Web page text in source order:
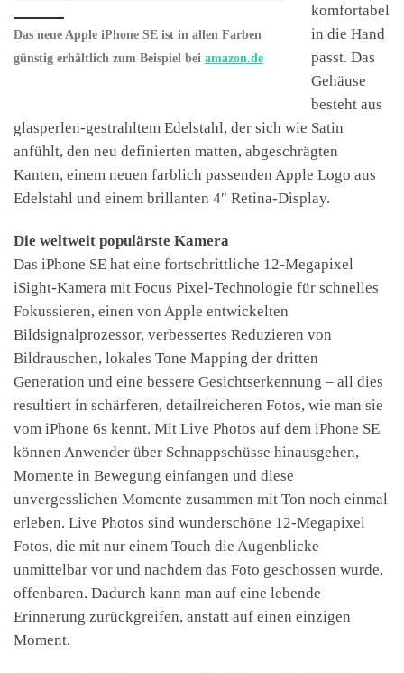
Das neue Apple iPhone SE ist in allen Farben
günstig erhältlich zum Beispiel bei amazon.de
komfortabel
in die Hand
passt. Das
Gehäuse
besteht aus
glasperlen-gestrahltem Edelstahl, der sich wie Satin
anfühlt, den neu definierten matten, abgeschrägten
Kanten, einem neuen farblich passenden Apple Logo aus
Edelstahl und einem brillanten 4″ Retina-Display.
Die weltweit populärste Kamera
Das iPhone SE hat eine fortschrittliche 12-Megapixel
iSight-Kamera mit Focus Pixel-Technologie für schnelles
Fokussieren, einen von Apple entwickelten
Bildsignalprozessor, verbessertes Reduzieren von
Bildrauschen, lokales Tone Mapping der dritten
Generation und eine bessere Gesichtserkennung – all dies
resultiert in schärferen, detailreicheren Fotos, wie man sie
vom iPhone 6s kennt. Mit Live Photos auf dem iPhone SE
können Anwender über Schnappschüsse hinausgehen,
Momente in Bewegung einfangen und diese
unvergesslichen Momente zusammen mit Ton noch einmal
erleben. Live Photos sind wunderschöne 12-Megapixel
Fotos, die mit nur einem Touch die Augenblicke
unmittelbar vor und nachdem das Foto geschossen wurde,
offenbaren. Dadurch kann man auf eine lebende
Erinnerung zurückgreifen, anstatt auf einen einzigen
Moment.